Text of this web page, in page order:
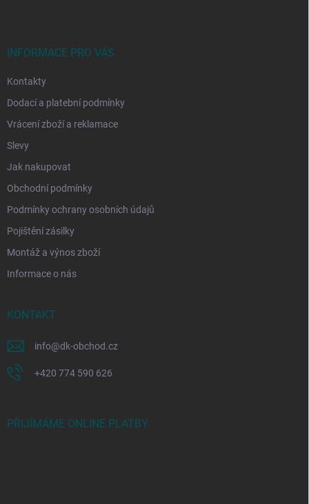
INFORMACE PRO VÁS
Kontakty
Dodací a platební podmínky
Vrácení zboží a reklamace
Slevy
Jak nakupovat
Obchodní podmínky
Podmínky ochrany osobních údajů
Pojištění zásilky
Montáž a výnos zboží
Informace o nás
KONTAKT
info@dk-obchod.cz
+420 774 590 626
PŘIJÍMÁME ONLINE PLATBY